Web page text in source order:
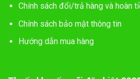
Chính sách đổi/trả hàng và hoàn
Chính sách bảo mật thông tin
Hướng dẫn mua hàng